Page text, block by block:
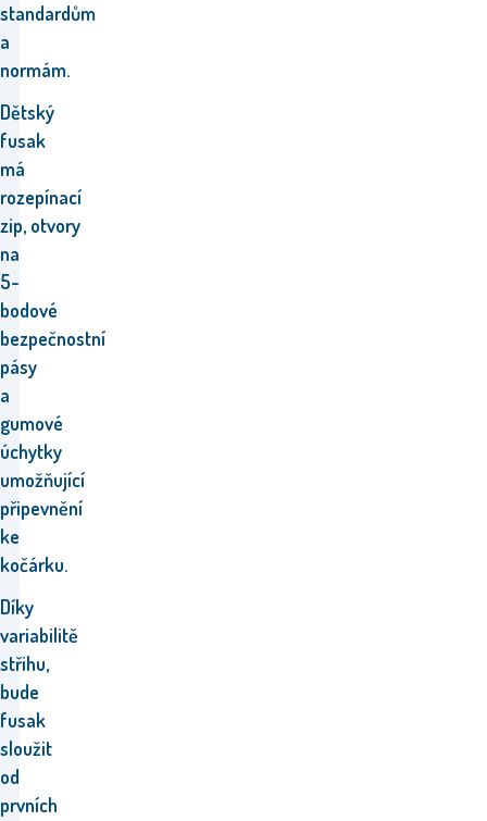
standardům
a
normám.
Dětský
fusak
má
rozepínací
zip, otvory
na
5-
bodové
bezpečnostní
pásy
a
gumové
úchytky
umožňující
připevnění
ke
kočárku.
Díky
variabilitě
střihu,
bude
fusak
sloužit
od
prvních